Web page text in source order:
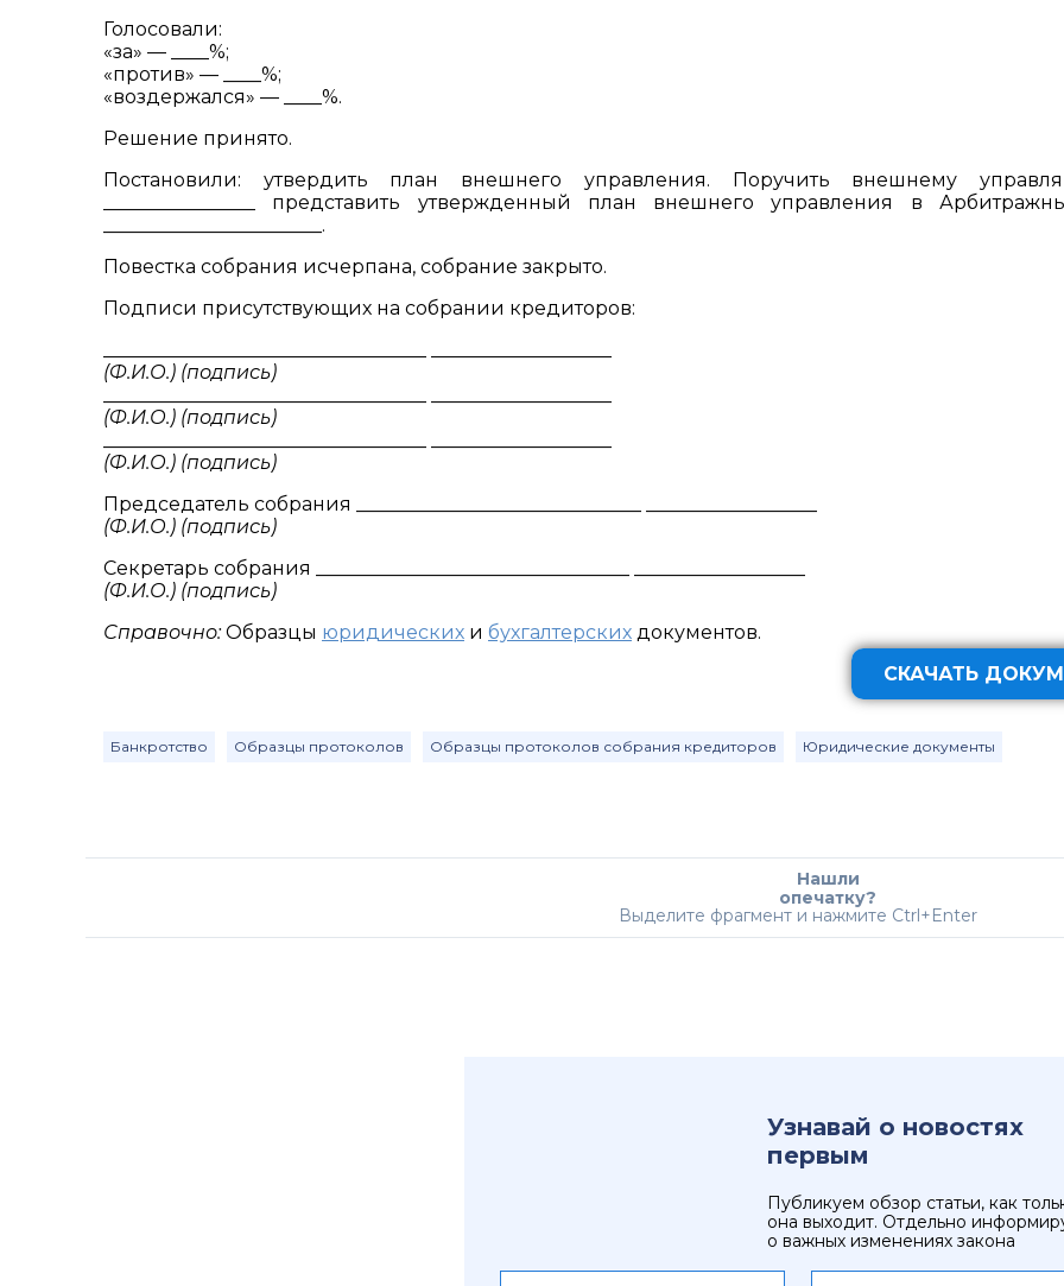
Голосовали:
«за» — ____%;
«против» — ____%;
«воздержался» — ____%.
Решение принято.
Постановили: утвердить план внешнего управления. Поручить внешнему
________________ представить утвержденный план внешнего управления в
_______________________.
Повестка собрания исчерпана, собрание закрыто.
Подписи присутствующих на собрании кредиторов:
(Ф.И.О.) (подпись)
(Ф.И.О.) (подпись)
(Ф.И.О.) (подпись)
Председатель собрания ______________________________ __________________
(Ф.И.О.) (подпись)
Секретарь собрания _________________________________ __________________
(Ф.И.О.) (подпись)
Справочно:Образцы юридических и бухгалтерских документов.
СКАЧАТЬ
Банкротство Образцы протоколов Образцы протоколов собрания кредиторов Юридические документы
Нашли
опечатку?
Выделите фрагмент и нажмите Ctrl+Enter
Узнавай о новостях
первым
Публикуем обзор статьи, как
она выходит. Отдельно
о важных изменениях закона